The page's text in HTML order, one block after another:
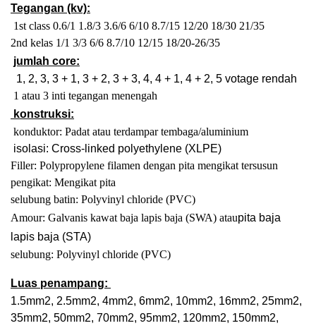
Tegangan (kv):
1st class 0.6/1 1.8/3 3.6/6 6/10 8.7/15 12/20 18/30 21/35
2nd kelas 1/1 3/3 6/6 8.7/10 12/15 18/20-26/35
jumlah core:
1, 2, 3, 3 + 1, 3 + 2, 3 + 3, 4, 4 + 1, 4 + 2, 5 votage rendah
1 atau 3 inti tegangan menengah
konstruksi:
konduktor: Padat atau terdampar tembaga/aluminium
isolasi: Cross-linked polyethylene (XLPE)
Filler: Polypropylene filamen dengan pita mengikat tersusun
pengikat: Mengikat pita
selubung batin: Polyvinyl chloride (PVC)
Amour: Galvanis kawat baja lapis baja (SWA) ataupita baja
lapis baja (STA)
selubung: Polyvinyl chloride (PVC)
Luas penampang:
1.5mm2, 2.5mm2, 4mm2, 6mm2, 10mm2, 16mm2, 25mm2,
35mm2, 50mm2, 70mm2, 95mm2, 120mm2, 150mm2,